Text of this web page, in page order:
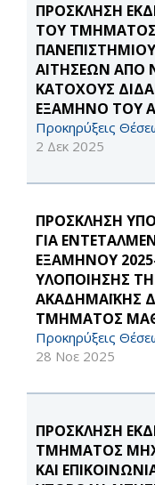
ΠΡΟΣΚΛΗΣΗ
ΤΟΥ ΤΜΗΜΑΤΟΣ
ΑΙΤΗΣΕΩΝ ΑΠΟ
ΚΑΤΟΧΟΥΣ
ΕΞΑΜΗΝΟ ΤΟΥ
Προκηρύξεις
2 Δεκ 2025
ΠΡΟΣΚΛΗΣΗ
ΓΙΑ
ΕΞΑΜΗΝΟΥ
ΥΛΟΠΟΙΗΣΗΣ
ΑΚΑΔΗΜΑΪΚΗΣ
ΤΜΗΜΑΤΟΣ
Προκηρύξεις
28 Νοε 2025
ΠΡΟΣΚΛΗΣΗ
ΤΜΗΜΑΤΟΣ
ΚΑΙ